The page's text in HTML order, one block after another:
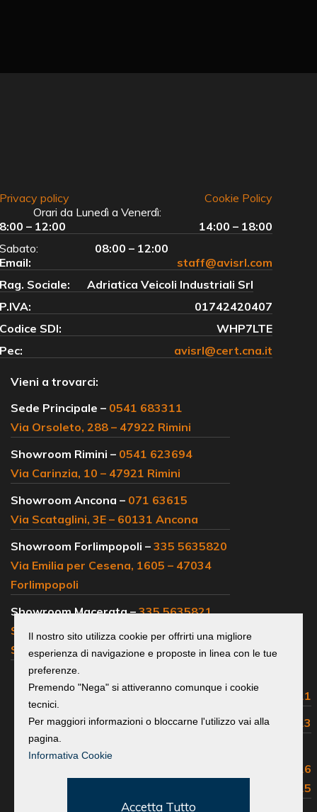
Privacy policy
Cookie Policy
Orari da Lunedì a Venerdì:
8:00 – 12:00
14:00 – 18:00
Sabato: 08:00 – 12:00
Email:
staff@avisrl.com
Rag. Sociale: Adriatica Veicoli Industriali Srl
P.IVA:
01742420407
Codice SDI:
WHP7LTE
Pec:
avisrl@cert.cna.it
Vieni a trovarci:
Sede Principale – 0541 683311
Via Orsoleto, 288 – 47922 Rimini
Showroom Rimini – 0541 623694
Via Carinzia, 10 – 47921 Rimini
Showroom Ancona – 071 63615
Via Scataglini, 3E – 60131 Ancona
Showroom Forlimpopoli – 335 5635820
Via Emilia per Cesena, 1605 – 47034
Forlimpopoli
Showroom Macerata –335 5635821
SS 77, km 102 – 62019 Loc.
Sambucheto Recanati
Centralino e
uffici commerciali:
0541 683311
Assistenza Volvo:
0541 683313
Assistenza Isuzu, Maxus,
0541 683316
0541 683315
Il nostro sito utilizza cookie per offrirti una migliore
esperienza di navigazione e proposte in linea con le tue
preferenze.
Premendo "Nega" si attiveranno comunque i cookie
tecnici.
Per maggiori informazioni o bloccarne l'utilizzo vai alla
pagina.
Informativa Cookie
Accetta Tutto